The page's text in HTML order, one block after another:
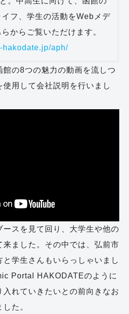
フ、学生の活動をWebメデ
からご覧いただけます。
hakodate.jp/aph/
館の8つの魅力の動画を流しつ
用して会社説明を行いまし
ースを見て回り、大学生や他の
ました。その中では、弘前市
学生さんもいらっしゃいまし
Portal HAKODATEのように
れていきたいとの前向きなお
た。